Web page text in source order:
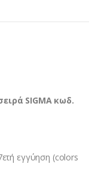
SIGMA κωδ.
εγγύηση (colors